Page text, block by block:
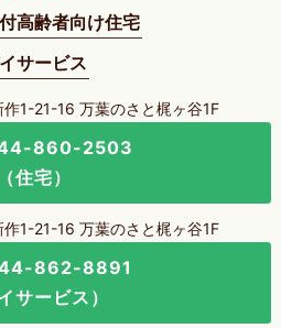
高齢者向け住宅
サービス
作1-21-16 万葉のさと梶ヶ谷1F
860-2503
（住宅）
作1-21-16 万葉のさと梶ヶ谷1F
862-8891
サービス）